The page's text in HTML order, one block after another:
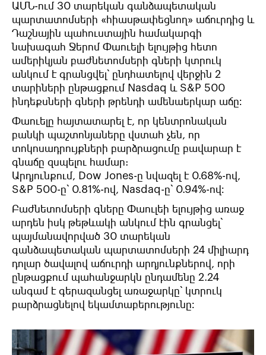
ԱՄՆ-ում 30 տարեկան գանձապետական
պարտատոմսերի «հիասթափեցնող» աճուրդից և
Դաշնային պահուստային համակարգի
նախագահ Ջերոմ Փաուելի ելույթից հետո
ամերիկյան բաժնետոմսերի գների կտրուկ
անկում է գրանցվել՝ ընդհատելով վերջին 2
տարիների ընթացքում Nasdaq և S&P 500
ինդեքսների գների թրենդի ամենաերկար աճը։
Փաուելը հայտատարել է, որ կենտրոնական
բանկի պաշտոնյաները վստահ չեն, որ
տոկոսադրույքների բարձրացումը բավարար է
գնաճը զսպելու համար:
Արդյունքում, Dow Jones-ը նվազել է 0.68%-ով,
S&P 500-ը՝ 0.81%-ով, Nasdaq-ը՝ 0.94%-ով։
Բաժնետոմսերի գները Փաուլեի ելույթից առաջ
արդեն իսկ թեթևակի անկում էին գրանցել՝
պայմանավորված 30 տարեկան
գանձապետական պարտատոմսերի 24 միլիարդ
դոլար ծավալով աճուրդի արդյունքներով, որի
ընթացքում պահանջարկն ընդամենը 2.24
անգամ է գերազանցել առաջարկը՝ կտրուկ
բարձրացնելով եկամտաբերությունը։